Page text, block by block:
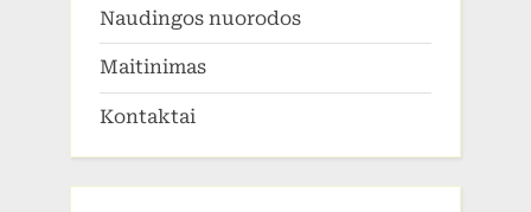
Naudingos nuorodos
Maitinimas
Kontaktai